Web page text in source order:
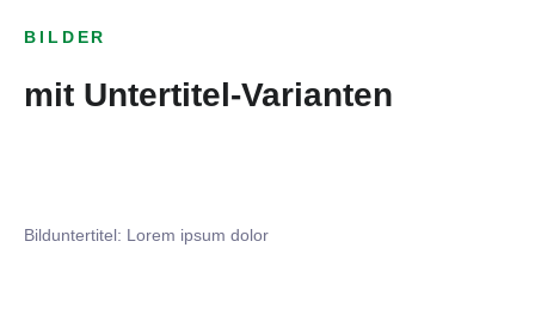
BILDER
mit Untertitel-Varianten
Bilduntertitel: Lorem ipsum dolor